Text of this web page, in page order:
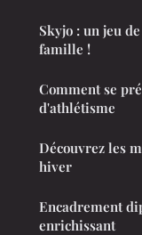
Skyjo : un jeu
famille !
Comment se
d'athlétisme
Découvrez les
hiver
Encadrement
enrichissant